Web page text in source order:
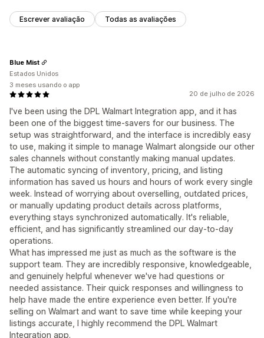
Escrever avaliação Todas as avaliações
20 de julho de 2026
I've been using the DPL Walmart Integration app, and it has
been one of the biggest time-savers for our business. The
setup was straightforward, and the interface is incredibly easy
to use, making it simple to manage Walmart alongside our other
sales channels without constantly making manual updates.
The automatic syncing of inventory, pricing, and listing
information has saved us hours and hours of work every single
week. Instead of worrying about overselling, outdated prices,
or manually updating product details across platforms,
everything stays synchronized automatically. It's reliable,
efficient, and has significantly streamlined our day-to-day
operations.
What has impressed me just as much as the software is the
support team. They are incredibly responsive, knowledgeable,
and genuinely helpful whenever we've had questions or
needed assistance. Their quick responses and willingness to
help have made the entire experience even better. If you're
selling on Walmart and want to save time while keeping your
listings accurate, I highly recommend the DPL Walmart
Integration app.
Blue Mist
Estados Unidos
3 meses usando o app